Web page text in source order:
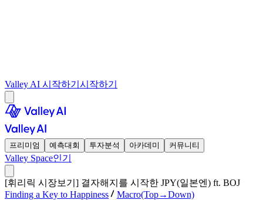
Valley AI 시작하기 시작하기
프리미엄 예측대회 투자분석 아카데미 커뮤니티
Valley Space인기
[휘리릭 시장보기] 결자해지를 시작한 JPY(일본엔) ft. BOJ
Finding a Key to Happiness
Macro(Top→Down)